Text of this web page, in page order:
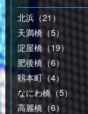
北浜（21）
天満橋（5）
淀屋橋（19）
肥後橋（6）
靱本町（4）
なにわ橋（5）
高麗橋（6）